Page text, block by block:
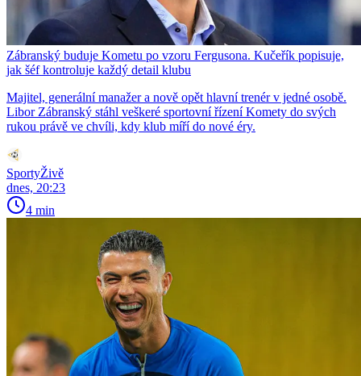
Zábranský buduje Kometu po vzoru Fergusona. Kučeřík popisuje,
jak šéf kontroluje každý detail klubu
Majitel, generální manažer a nově opět hlavní trenér v jedné osobě.
Libor Zábranský stáhl veškeré sportovní řízení Komety do svých
rukou právě ve chvíli, kdy klub míří do nové éry.
SportyŽivě
dnes, 20:23
4 min